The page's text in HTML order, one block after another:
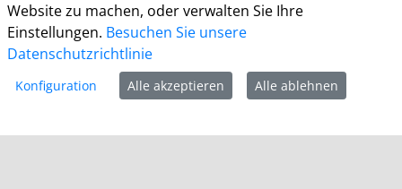
Öffnungszeiten
Allgemein
Montag - Freitag 8.00 - 12.00 Uhr
Donnerstag zusätzl. 14.00 - 17.00 Uhr
Website zu machen, oder verwalten Sie Ihre
Einstellungen. Besuchen Sie unsere
Datenschutzrichtlinie
Konfiguration Alle akzeptieren Alle ablehnen